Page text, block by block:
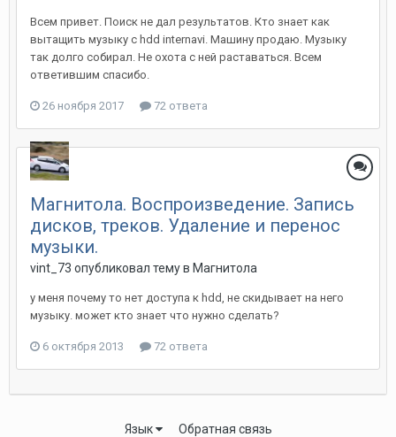
Всем привет. Поиск не дал результатов. Кто знает как
вытащить музыку с hdd internavi. Машину продаю. Музыку
так долго собирал. Не охота с ней раставаться. Всем
ответившим спасибо.
26 ноября 2017 72 ответа
Магнитола. Воспроизведение. Запись
дисков, треков. Удаление и перенос
музыки.
vint_73 опубликовал тему в Магнитола
у меня почему то нет доступа к hdd, не скидывает на него
музыку. может кто знает что нужно сделать?
6 октября 2013 72 ответа
Язык Обратная связь